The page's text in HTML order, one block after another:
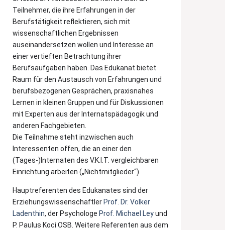
Teilnehmer, die ihre Erfahrungen in der
Berufstätigkeit reflektieren, sich mit
wissenschaftlichen Ergebnissen
auseinandersetzen wollen und Interesse an
einer vertieften Betrachtung ihrer
Berufsaufgaben haben. Das Edukanat bietet
Raum für den Austausch von Erfahrungen und
berufsbezogenen Gesprächen, praxisnahes
Lernen in kleinen Gruppen und für Diskussionen
mit Experten aus der Internatspädagogik und
anderen Fachgebieten.
Die Teilnahme steht inzwischen auch
Interessenten offen, die an einer den
(Tages-)Internaten des V.K.I.T. vergleichbaren
Einrichtung arbeiten („Nichtmitglieder“).
Hauptreferenten des Edukanates sind der
Erziehungswissenschaftler Prof. Dr. Volker
Ladenthin, der Psychologe Prof. Michael Leyund
P. Paulus Koci OSB. Weitere Referenten aus dem